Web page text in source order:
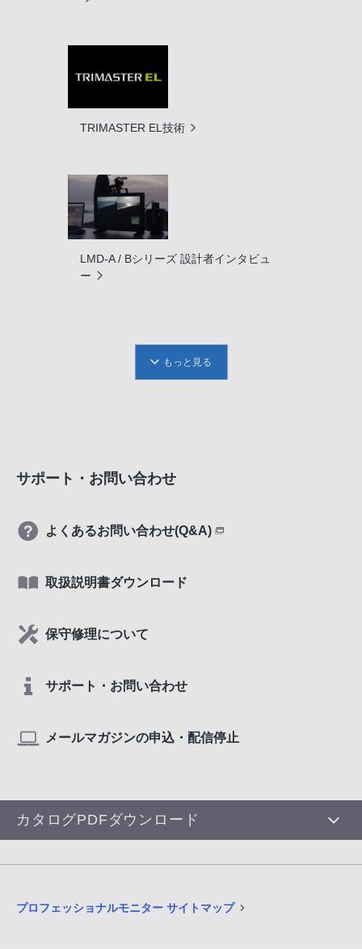
TRIMASTER EL技術
LMD-A / Bシリーズ 設計者インタビュ
ー
もっと見る
サポート・お問い合わせ
よくあるお問い合わせ(Q&A)
取扱説明書ダウンロード
保守修理について
サポート・お問い合わせ
メールマガジンの申込・配信停止
カタログPDFダウンロード
プロフェッショナルモニター サイトマップ